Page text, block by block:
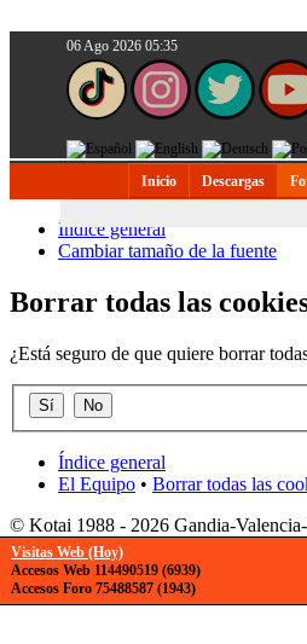
06 Ago 2026 05:35
Inicio Descargas
Índice general
Cambiar tamaño de la fuente
Borrar todas las
¿Está seguro de que quiere borrar
Índice general
El Equipo • Borrar todas las
© Kotai 1988 - 2026 Gandia-
Visitas Web (Hoy)
Accesos Web 114490519 (6939)
Accesos Foro 75488587 (1943)